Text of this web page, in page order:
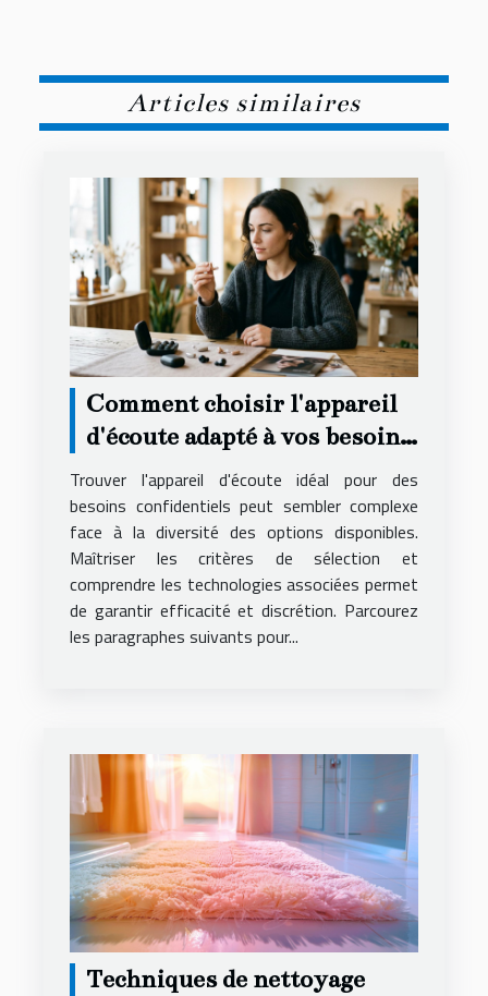
Articles similaires
Comment choisir l'appareil
d'écoute adapté à vos besoins
secrets ?
Trouver l'appareil d'écoute idéal pour des
besoins confidentiels peut sembler complexe
face à la diversité des options disponibles.
Maîtriser les critères de sélection et
comprendre les technologies associées permet
de garantir efficacité et discrétion. Parcourez
les paragraphes suivants pour...
Techniques de nettoyage